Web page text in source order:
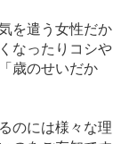
を遣う女性だか
なったりコシや
歳のせいだか
のには様々な理